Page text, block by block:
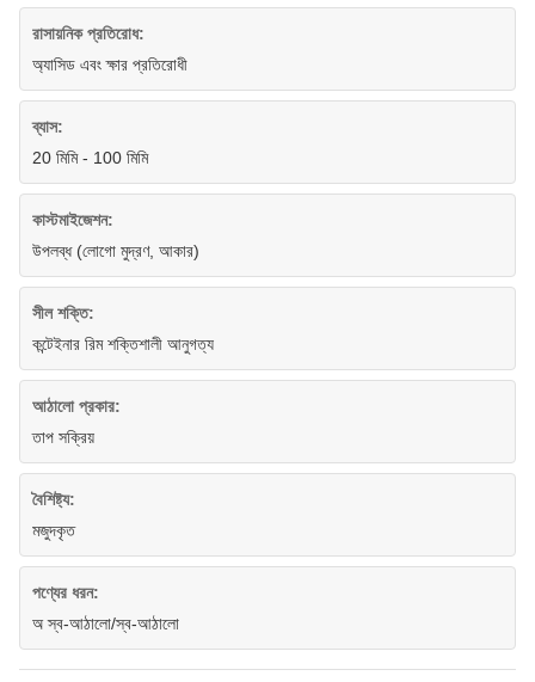
রাসায়নিক প্রতিরোধ:
অ্যাসিড এবং ক্ষার প্রতিরোধী
ব্যাস:
20 মিমি - 100 মিমি
কাস্টমাইজেশন:
উপলব্ধ (লোগো মুদ্রণ, আকার)
সীল শক্তি:
কন্টেইনার রিম শক্তিশালী আনুগত্য
আঠালো প্রকার:
তাপ সক্রিয়
বৈশিষ্ট্য:
মজুদকৃত
পণ্যের ধরন:
অ স্ব-আঠালো/স্ব-আঠালো